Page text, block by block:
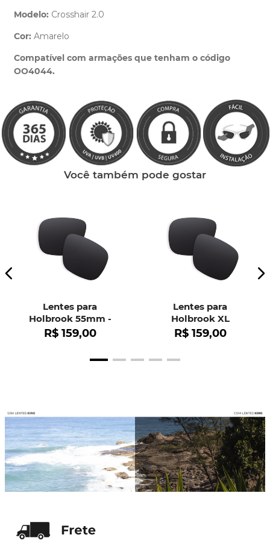
Modelo: Crosshair 2.0
Cor: Amarelo
Compatível com armações que tenham o código
OO4044.
Você também pode gostar
Lentes para
Holbrook 55mm -
OO9102
R$ 159,00
Lentes para
Holbrook XL
R$ 159,00